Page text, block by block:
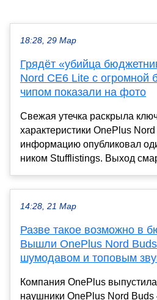
18:28, 29 Мар
Грядёт «убийца
Nord CE6 Lite с огромной
чипом показали на фото
Свежая утечка раскрыла
характеристики OnePlus
информацию опубликовал
ником Stufflistings. Выход
14:28, 21 Мар
Разве такое возможно в
Вышли OnePlus Nord
шумодавом и топовым
Компания OnePlus
наушники OnePlus Nord Buds